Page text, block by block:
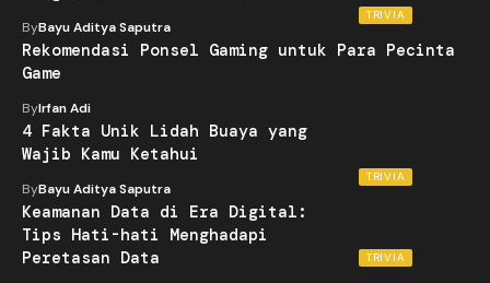
TRIVIA
ByBayu Aditya Saputra
Rekomendasi Ponsel Gaming untuk Para Pecinta
Game
ByIrfan Adi
TRIVIA
4 Fakta Unik Lidah Buaya yang
Wajib Kamu Ketahui
ByBayu Aditya Saputra
TRIVIA
Keamanan Data di Era Digital:
Tips Hati-hati Menghadapi
Peretasan Data